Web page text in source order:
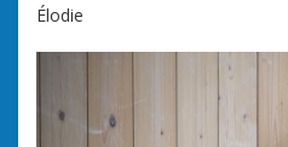
Élodie